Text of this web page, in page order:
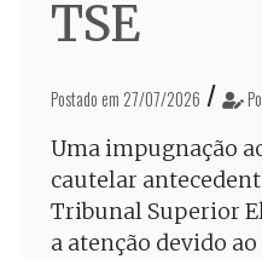
TSE
Postado em 27/07/2026 /
Uma impugnação
cautelar
Tribunal Superior
a atenção devido